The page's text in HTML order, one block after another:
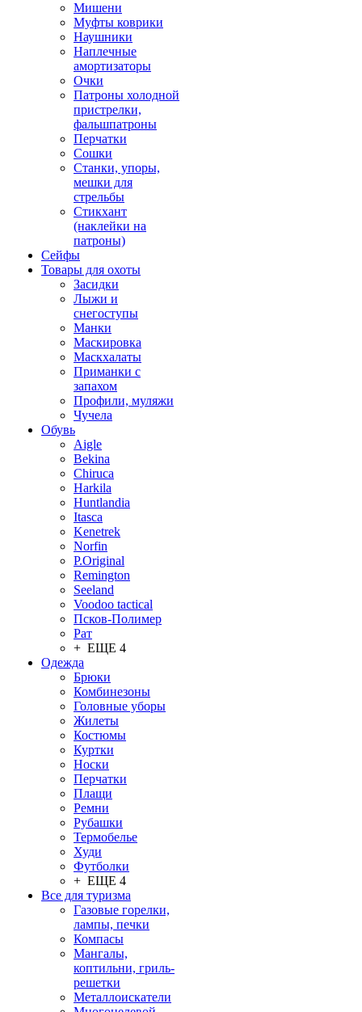
Мишени
Муфты коврики
Наушники
Наплечные
амортизаторы
Очки
Патроны холодной
пристрелки,
фальшпатроны
Перчатки
Сошки
Станки, упоры,
мешки для
стрельбы
Стикхант
(наклейки на
патроны)
Сейфы
Товары для охоты
Засидки
Лыжи и
снегоступы
Манки
Маскировка
Маскхалаты
Приманки с
запахом
Профили, муляжи
Чучела
Обувь
Aigle
Bekina
Chiruсa
Harkila
Huntlandia
Itasca
Kenetrek
Norfin
P.Original
Remington
Seeland
Voodoo tactical
Псков-Полимер
Рат
+ ЕЩЕ 4
Одежда
Брюки
Комбинезоны
Головные уборы
Жилеты
Костюмы
Куртки
Носки
Перчатки
Плащи
Ремни
Рубашки
Термобелье
Худи
Футболки
+ ЕЩЕ 4
Все для туризма
Газовые горелки,
лампы, печки
Компасы
Мангалы,
коптильни, гриль-
решетки
Металлоискатели